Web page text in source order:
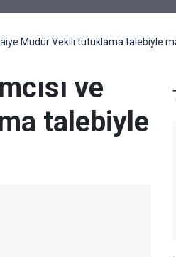
Müdür Vekili tutuklama talebiyle
ve
talebiyle